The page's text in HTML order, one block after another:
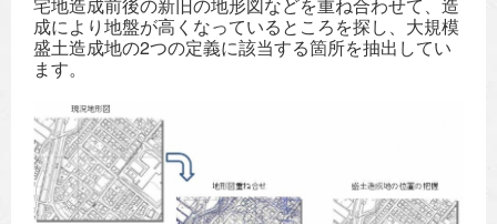
成により地盤が高くなっているところを探し、大規模
盛土造成地の2つの定義に該当する箇所を抽出してい
ます。